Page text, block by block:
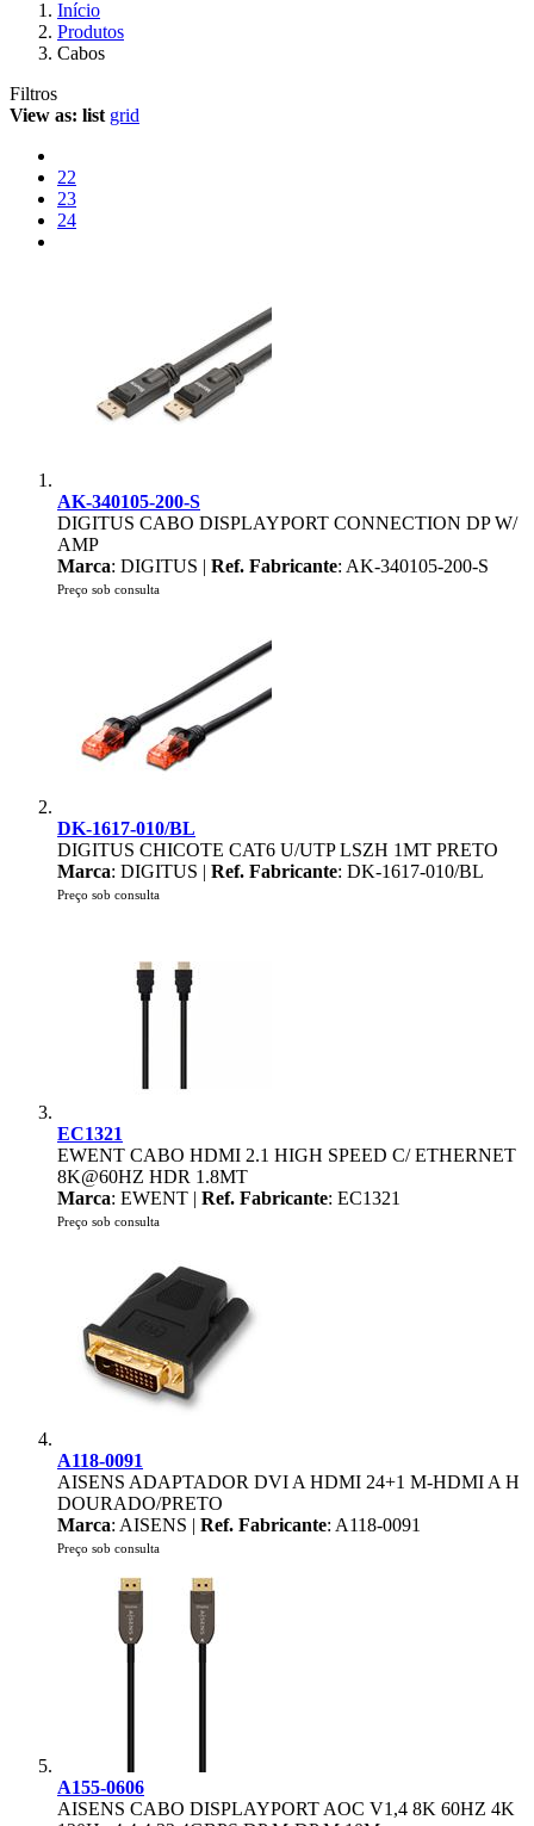
Início
Produtos
Cabos
Filtros
View as: list grid
22
23
24
AK-340105-200-S
DIGITUS CABO DISPLAYPORT CONNECTION DP W/
AMP
Marca: DIGITUS | Ref. Fabricante: AK-340105-200-S
Preço sob consulta
DK-1617-010/BL
DIGITUS CHICOTE CAT6 U/UTP LSZH 1MT PRETO
Marca: DIGITUS | Ref. Fabricante: DK-1617-010/BL
Preço sob consulta
EC1321
EWENT CABO HDMI 2.1 HIGH SPEED C/ ETHERNET
8K@60HZ HDR 1.8MT
Marca: EWENT | Ref. Fabricante: EC1321
Preço sob consulta
A118-0091
AISENS ADAPTADOR DVI A HDMI 24+1 M-HDMI A H
DOURADO/PRETO
Marca: AISENS | Ref. Fabricante: A118-0091
Preço sob consulta
A155-0606
AISENS CABO DISPLAYPORT AOC V1,4 8K 60HZ 4K